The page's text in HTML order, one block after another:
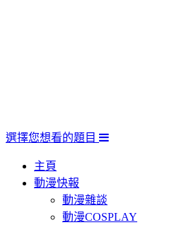
選擇您想看的題目
主頁
動漫快報
動漫雜談
動漫COSPLAY